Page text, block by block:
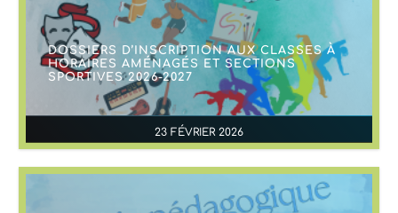
23 FÉVRIER 2026
DOSSIERS D’INSCRIPTION AUX CLASSES À
HORAIRES AMÉNAGÉS ET SECTIONS
SPORTIVES 2026-2027